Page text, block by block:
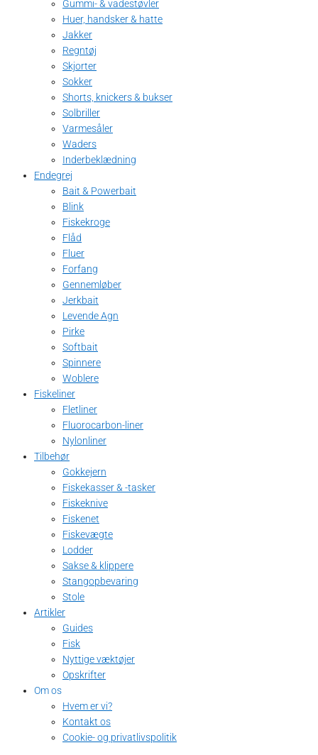
Gummi- & vadestøvler
Huer, handsker & hatte
Jakker
Regntøj
Skjorter
Sokker
Shorts, knickers & bukser
Solbriller
Varmesåler
Waders
Inderbeklædning
Endegrej
Bait & Powerbait
Blink
Fiskekroge
Flåd
Fluer
Forfang
Gennemløber
Jerkbait
Levende Agn
Pirke
Softbait
Spinnere
Woblere
Fiskeliner
Fletliner
Fluorocarbon-liner
Nylonliner
Tilbehør
Gokkejern
Fiskekasser & -tasker
Fiskeknive
Fiskenet
Fiskevægte
Lodder
Sakse & klippere
Stangopbevaring
Stole
Artikler
Guides
Fisk
Nyttige væktøjer
Opskrifter
Om os
Hvem er vi?
Kontakt os
Cookie- og privatlivspolitik